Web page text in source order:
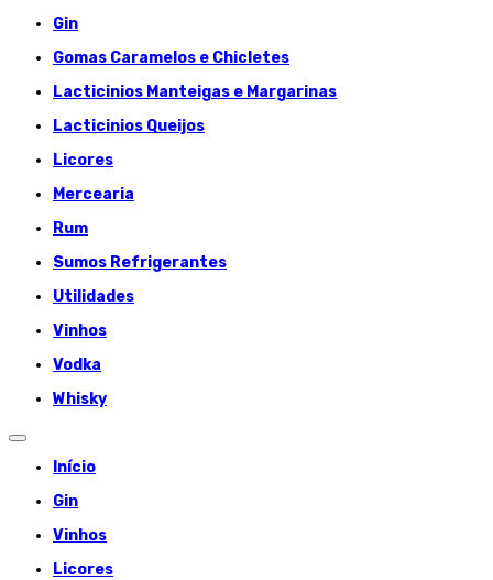
Gin
Gomas Caramelos e Chicletes
Lacticinios Manteigas e Margarinas
Lacticinios Queijos
Licores
Mercearia
Rum
Sumos Refrigerantes
Utilidades
Vinhos
Vodka
Whisky
Início
Gin
Vinhos
Licores